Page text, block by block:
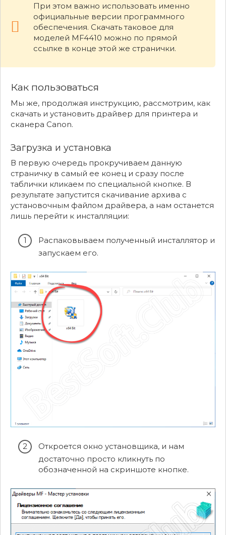
При этом важно использовать именно
официальные версии программного
обеспечения. Скачать таковое для
моделей MF4410 можно по прямой
ссылке в конце этой же странички.
Как пользоваться
Мы же, продолжая инструкцию, рассмотрим, как
скачать и установить драйвер для принтера и
сканера Canon.
Загрузка и установка
В первую очередь прокручиваем данную
страничку в самый ее конец и сразу после
таблички кликаем по специальной кнопке. В
результате запустится скачивание архива с
установочным файлом драйвера, а нам останется
лишь перейти к инсталляции:
Распаковываем полученный инсталлятор и
запускаем его.
Откроется окно установщика, и нам
достаточно просто кликнуть по
обозначенной на скриншоте кнопке.